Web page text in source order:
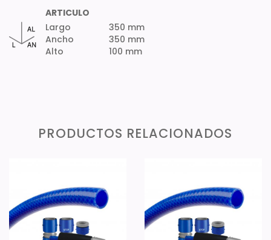
ARTICULO
Largo
Ancho
Alto
350 mm
350 mm
100 mm
PRODUCTOS RELACIONADOS